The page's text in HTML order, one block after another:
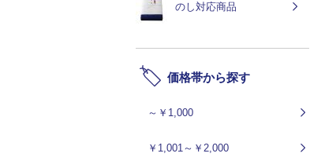
のし対応商品
価格帯から探す
～￥1,000
￥1,001～￥2,000